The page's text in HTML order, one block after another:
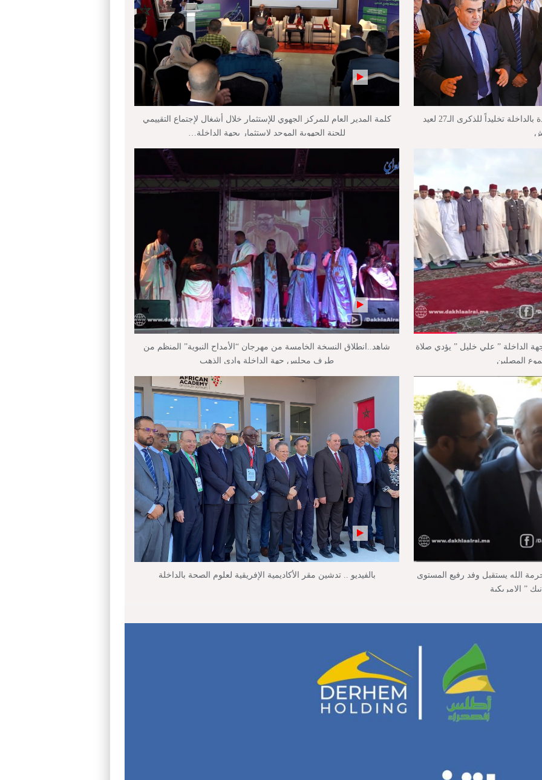
بالفيديو : تدشين وإطلاق مشاريع جديدة بالداخلة تخليداً للذكرى الـ27 لعيد
كلمة المدير العام للمركز الجهوي للإستثمار خلال أشغال لإجتماع التقييمي
للجنة الجهوية الموحد لإستثمار بجهة الداخلة…
الداخلة ” علي خليل ” يؤدي صلاة
المصلين
شاهد..انطلاق النسخة الخامسة من مهرجان “الأمداح النبوية” المنظم من
طرف مجلس جهة الداخلة وادي الذهب
الله يستقبل وفد رفيع المستوى
” الامريكية
بالفيديو .. تدشين مقر الأكاديمية الإفريقية لعلوم الصحة بالداخلة